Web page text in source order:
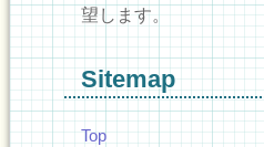
望します。
Sitemap
Top